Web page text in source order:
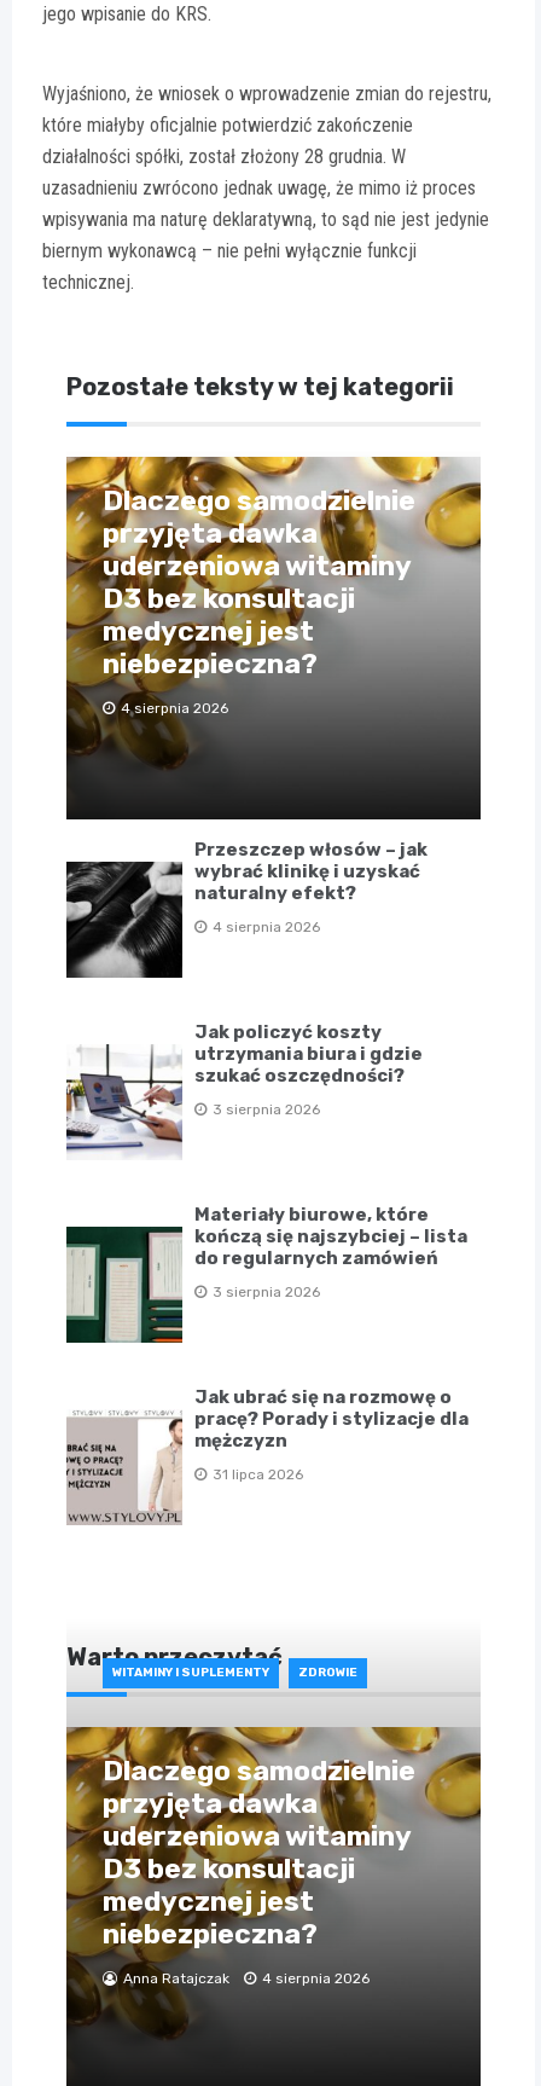
jego wpisanie do KRS.
Wyjaśniono, że wniosek o wprowadzenie zmian do rejestru,
które miałyby oficjalnie potwierdzić zakończenie
działalności spółki, został złożony 28 grudnia. W
uzasadnieniu zwrócono jednak uwagę, że mimo iż proces
wpisywania ma naturę deklaratywną, to sąd nie jest jedynie
biernym wykonawcą – nie pełni wyłącznie funkcji
technicznej.
Pozostałe teksty w tej kategorii
Dlaczego samodzielnie
przyjęta dawka
uderzeniowa witaminy
D3 bez konsultacji
medycznej jest
niebezpieczna?
4 sierpnia 2026
Przeszczep włosów – jak
wybrać klinikę i uzyskać
naturalny efekt?
4 sierpnia 2026
Jak policzyć koszty
utrzymania biura i gdzie
szukać oszczędności?
3 sierpnia 2026
Materiały biurowe, które
kończą się najszybciej – lista
do regularnych zamówień
3 sierpnia 2026
Jak ubrać się na rozmowę o
pracę? Porady i stylizacje dla
mężczyzn
31 lipca 2026
Warto przeczytać
WITAMINY I SUPLEMENTY ZDROWIE
Dlaczego samodzielnie
przyjęta dawka
uderzeniowa witaminy
D3 bez konsultacji
medycznej jest
niebezpieczna?
Anna Ratajczak 4 sierpnia 2026